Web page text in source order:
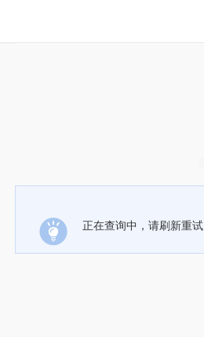
正在查询中，请刷新重试